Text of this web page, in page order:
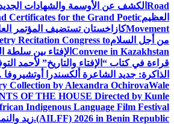
Road الكشف عن الأوسمة والشهادات
العظيمCertificates for the Grand Poetic
Movementكازاخستان تستضيف المؤتمر
من أجل السلامRecitation Congress to
Convene in Kazakhstan الإفتاء بين سلطة
قراءة في كتاب “الإفتاء والتاريخ” لأحمد
الذاكرة: جديد الشاعرة ألكسندرا أوتشيروفا
Collection by Alexandra OchirovaWale
OF THE HOUSE Directed by Kunle
Indigenous Language Film Festival
(AILFF) 2026 in Benin Republic. زيد